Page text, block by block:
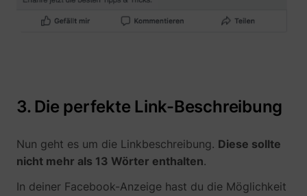
3. Die perfekte Link-Beschreibung
Nun geht es um die Linkbeschreibung. Diese sollte
nicht mehr als 13 Wörter enthalten.
In deiner Facebook-Anzeige hast du die Möglichkeit